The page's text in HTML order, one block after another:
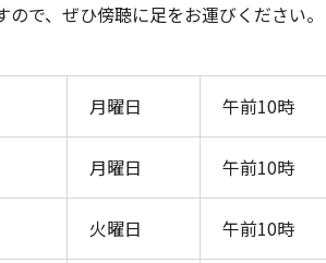
ので、ぜひ傍聴に足をお運びください。
月曜日 午前10時
月曜日 午前10時
火曜日 午前10時